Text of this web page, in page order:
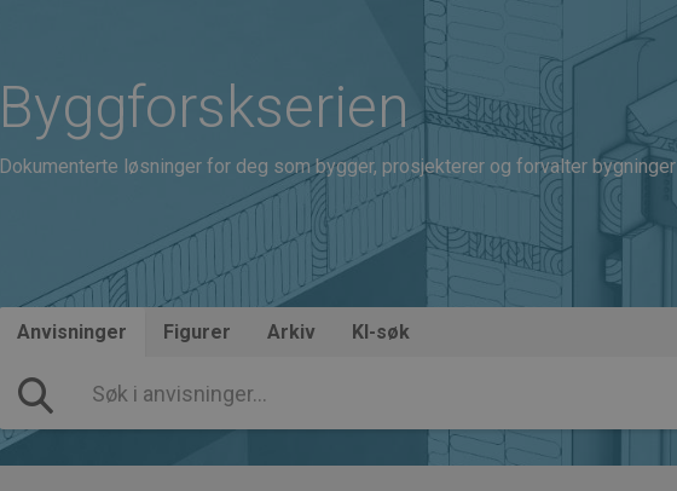
Byggforskserien
Dokumenterte løsninger for deg som bygger, prosjekterer og forvalter bygninger
Anvisninger Figurer Arkiv KI-søk